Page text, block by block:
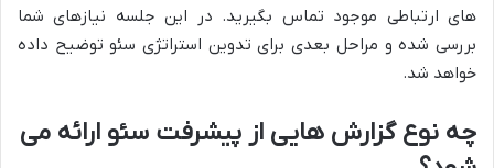
های ارتباطی موجود تماس بگیرید. در این جلسه نیازهای شما
بررسی شده و مراحل بعدی برای تدوین استراتژی سئو توضیح داده
خواهد شد.
چه نوع گزارش هایی از پیشرفت سئو ارائه می